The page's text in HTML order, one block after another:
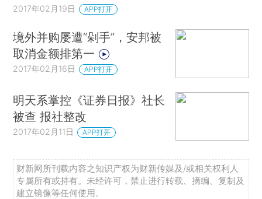
2017年02月19日 APP打开
境外并购屡遭“剁手”，安邦被
取消金额排第一
2017年02月16日 APP打开
明天系掌控《证券日报》社长
被查 报社整改
2017年02月11日 APP打开
财新网所刊载内容之知识产权为财新传媒及/或相关权利人
专属所有或持有。未经许可，禁止进行转载、摘编、复制及
建立镜像等任何使用。